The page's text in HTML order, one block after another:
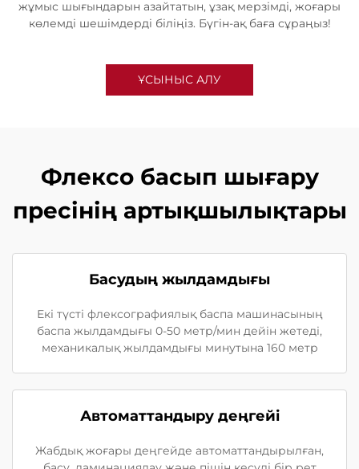
жұмыс шығындарын азайтатын, ұзақ мерзімді, жоғары
көлемді шешімдерді біліңіз. Бүгін-ақ баға сұраңыз!
ҰСЫНЫС АЛУ
Флексо басып шығару
пресінің артықшылықтары
Басудың жылдамдығы
Екі түсті флексографиялық баспа машинасының
баспа жылдамдығы 0-50 метр/мин дейін жетеді,
механикалық жылдамдығы минутына 160 метр
Автоматтандыру деңгейі
Жабдық жоғары деңгейде автоматтандырылған,